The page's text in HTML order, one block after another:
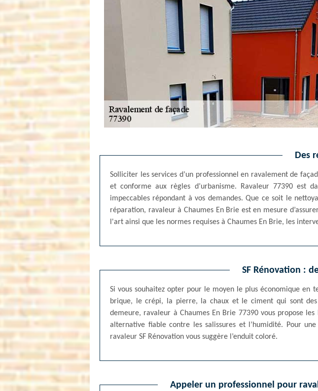
Des
Solliciter les services d’un professionnel en ravalement de
et conforme aux règles d’urbanisme. Ravaleur 77390 est
impeccables répondant à vos demandes. Que ce soit le
réparation, ravaleur à Chaumes En Brie est en mesure
l'art ainsi que les normes requises à Chaumes En Brie, les
SF Rénovation :
Si vous souhaitez opter pour le moyen le plus économique en
brique, le crépi, la pierre, la chaux et le ciment qui sont
demeure, ravaleur à Chaumes En Brie 77390 vous propose
alternative fiable contre les salissures et l’humidité. Pour
ravaleur SF Rénovation vous suggère l’enduit coloré.
Appeler un professionnel pour